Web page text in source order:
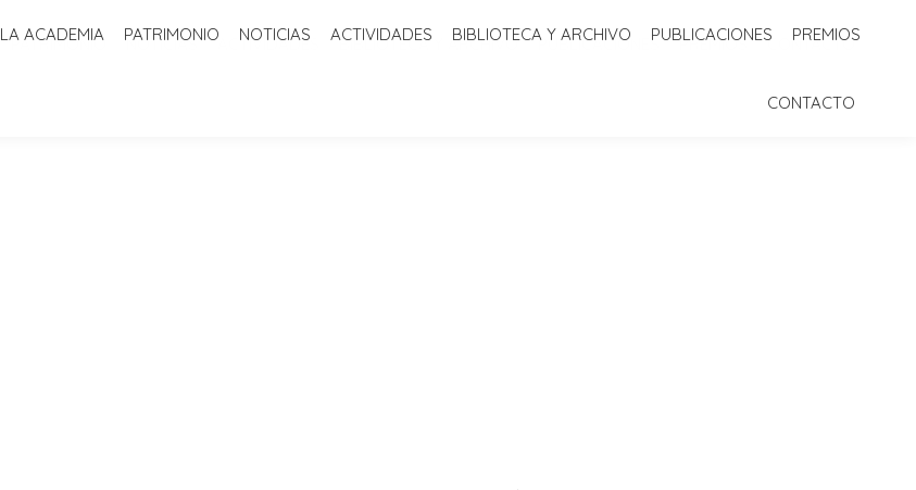
PATRIMONIO NOTICIAS ACTIVIDADES BIBLIOTECA Y ARCHIVO PUBLICACIONES PREMIOS CONTACTO
LA ACADEMIA PATRIMONIO NOTICIAS ACTIVIDADES BIBLIOTECA Y ARCHIVO PUBLICACIONES PREMIOS
CONTACTO